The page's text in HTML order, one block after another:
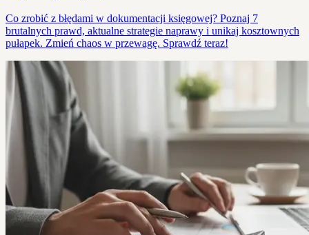
Co zrobić z błędami w dokumentacji księgowej? Poznaj 7
brutalnych prawd, aktualne strategie naprawy i unikaj kosztownych
pułapek. Zmień chaos w przewagę. Sprawdź teraz!